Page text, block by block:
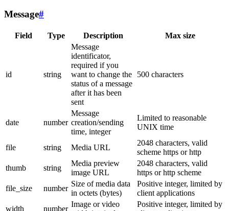
Message#
Field Type Description Max size
id string
Message
identificator,
required if you
want to change the
status of a message
after it has been
sent
500 characters
date number
Message
creation/sending
time, integer
Limited to reasonable
UNIX time
file string Media URL
2048 characters, valid
scheme https or http
thumb
string
Media preview
image URL
2048 characters, valid
https or http scheme
file_size
number
Size of media data
in octets (bytes)
Positive integer, limited by
client applications
width
number
Image or video
Positive integer, limited by